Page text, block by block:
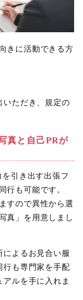
きに活動できる方
ただき、規定の
真と自己PRが
引き出す出張フ
行も可能です。
すので異性から選
真」を用意しまし
よるお見合い服
行も専門家を手配
ルを手に入れま